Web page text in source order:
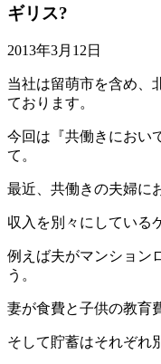
ギリス?
2013年3月12日
当社は留萌市を含め、
ております。
今回は『共働きにおい
て。
最近、共働きの夫婦に
収入を別々にしている
例えば夫がマンション
う。
妻が食費と子供の教育
そして貯蓄はそれぞれ